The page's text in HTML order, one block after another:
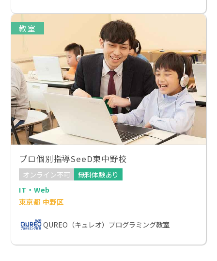
教室
プロ個別指導SeeD東中野校
オンライン不可
無料体験あり
IT・Web
東京都 中野区
QUREO（キュレオ）プログラミング教室